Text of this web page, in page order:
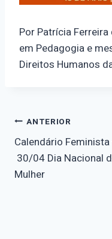
Por Patrícia
em Pedagogia e
Direitos Humanos
Navegação
de
ANTERIOR
Calendário Feminista
30/04 Dia Nacional
Mulher